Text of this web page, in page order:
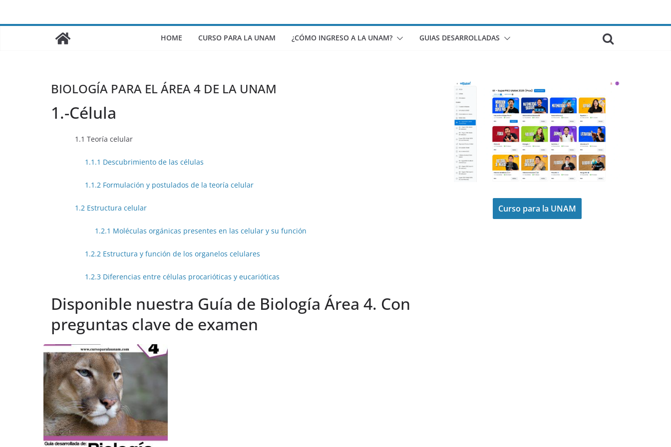
HOME CURSO PARA LA UNAM ¿CÓMO INGRESO A LA UNAM? GUIAS DESARROLLADAS
BIOLOGÍA PARA EL ÁREA 4 DE LA UNAM
1.-Célula
1.1 Teoría celular
1.1.1 Descubrimiento de las células
1.1.2 Formulación y postulados de la teoría celular
1.2 Estructura celular
1.2.1 Moléculas orgánicas presentes en las celular y su función
1.2.2 Estructura y función de los organelos celulares
1.2.3 Diferencias entre células procarióticas y eucarióticas
Disponible nuestra Guía de Biología Área 4. Con
preguntas clave de examen
Curso para la UNAM